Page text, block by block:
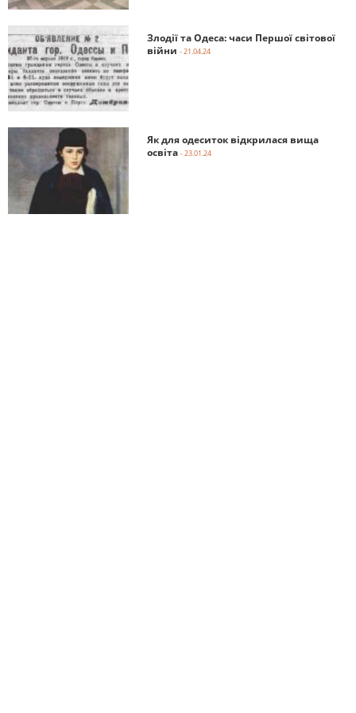
Злодії та Одеса: часи Першої світової
війни - 21.04.24
Як для одеситок відкрилася вища
освіта - 23.01.24